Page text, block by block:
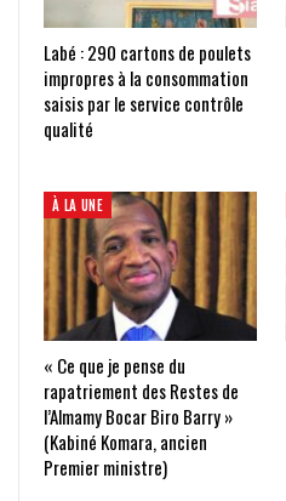
Labé : 290 cartons de poulets
impropres à la consommation
saisis par le service contrôle
qualité
À LA UNE
« Ce que je pense du
rapatriement des Restes de
l’Almamy Bocar Biro Barry »
(Kabiné Komara, ancien
Premier ministre)